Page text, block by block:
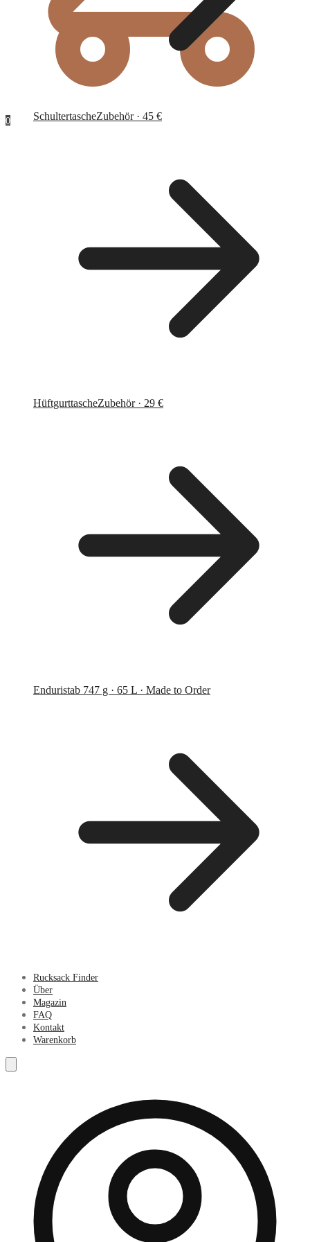
0 SchultertascheZubehör · 45 €
HüftgurttascheZubehör · 29 €
Enduristab 747 g · 65 L · Made to Order
Rucksack Finder
Über
Magazin
FAQ
Kontakt
Warenkorb